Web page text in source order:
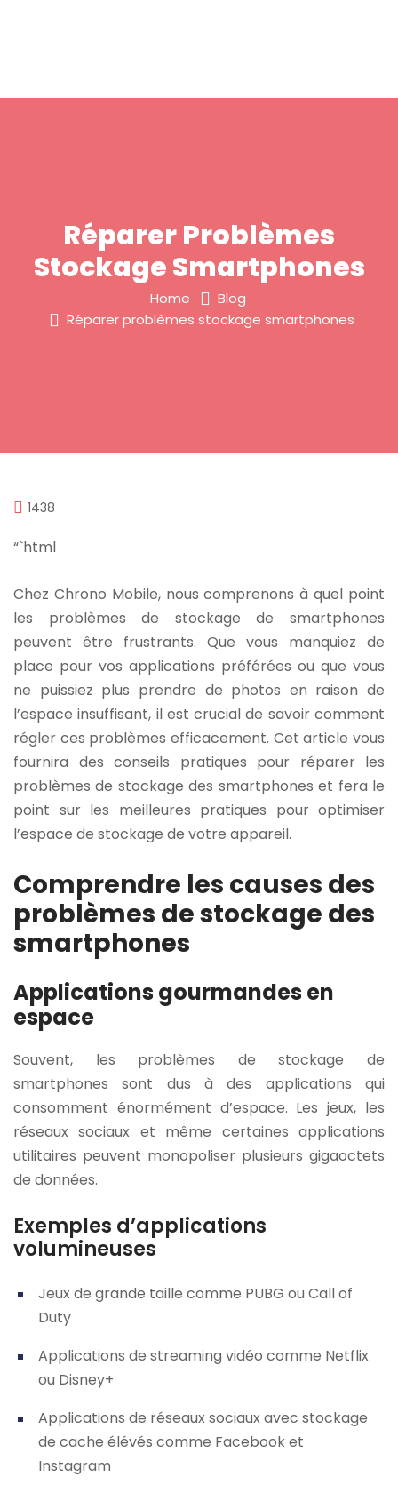
Réparer Problèmes
Stockage Smartphones
Home
Blog
Réparer problèmes stockage smartphones
1438
“`html
Chez Chrono Mobile, nous comprenons à quel point
les problèmes de stockage de smartphones
peuvent être frustrants. Que vous manquiez de
place pour vos applications préférées ou que vous
ne puissiez plus prendre de photos en raison de
l’espace insuffisant, il est crucial de savoir comment
régler ces problèmes efficacement. Cet article vous
fournira des conseils pratiques pour réparer les
problèmes de stockage des smartphones et fera le
point sur les meilleures pratiques pour optimiser
l’espace de stockage de votre appareil.
Comprendre les causes des
problèmes de stockage des
smartphones
Applications gourmandes en
espace
Souvent, les problèmes de stockage de
smartphones sont dus à des applications qui
consomment énormément d’espace. Les jeux, les
réseaux sociaux et même certaines applications
utilitaires peuvent monopoliser plusieurs gigaoctets
de données.
Exemples d’applications
volumineuses
Jeux de grande taille comme PUBG ou Call of
Duty
Applications de streaming vidéo comme Netflix
ou Disney+
Applications de réseaux sociaux avec stockage
de cache élévés comme Facebook et
Instagram